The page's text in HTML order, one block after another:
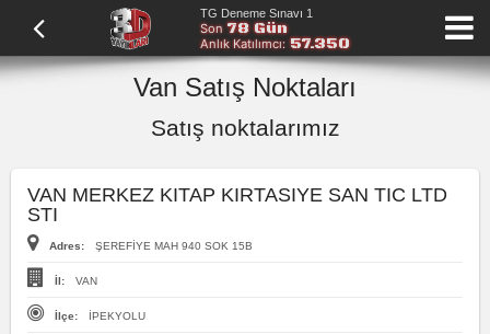
TG Deneme Sınavı 1
Son78 Gün
Anlık Katılımcı: 57.350
Van Satış Noktaları
Satış noktalarımız
VAN MERKEZ KITAP KIRTASIYE SAN TIC LTD
STI
Adres: ŞEREFİYE MAH 940 SOK 15B
İl: VAN
İlçe: İPEKYOLU